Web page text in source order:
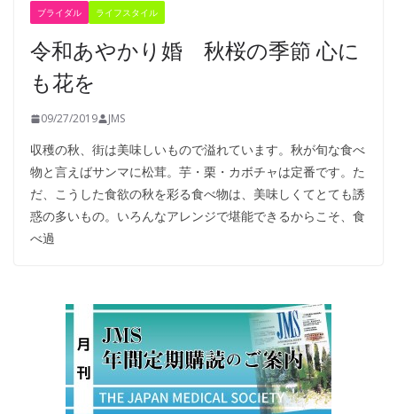
ブライダル ライフスタイル
令和あやかり婚 秋桜の季節 心に
も花を
09/27/2019 JMS
収穫の秋、街は美味しいもので溢れています。秋が旬な食べ
物と言えばサンマに松茸。芋・栗・カボチャは定番です。た
だ、こうした食欲の秋を彩る食べ物は、美味しくてとても誘
惑の多いもの。いろんなアレンジで堪能できるからこそ、食
べ過